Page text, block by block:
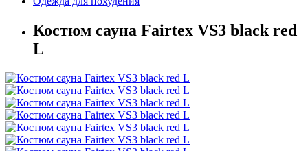
Костюм сауна Fairtex VS3 black red
L